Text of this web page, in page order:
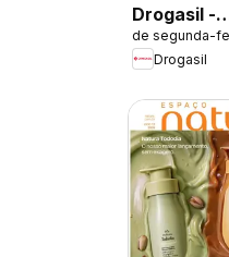
Drogasil -
Catálogo
de segunda-
Drogasil